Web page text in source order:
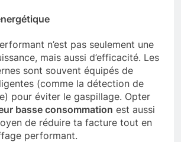
n’est pas seulement une
mais aussi d’efficacité. Les
sont souvent équipés de
(comme la détection de
pour éviter le gaspillage. Opter
basse consommation est aussi
de réduire ta facture tout en
performant.